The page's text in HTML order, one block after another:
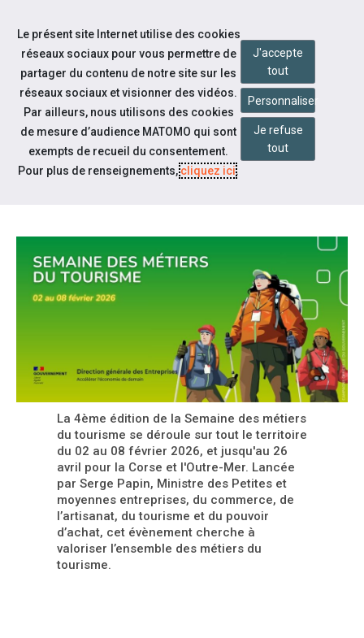
Aller au contenu
Actualités
SEMAINE DES MÉTIERS DU
La 4ème édition de la Semaine des métiers
du tourisme se déroule sur tout le territoire
du 02 au 08 février 2026, et jusqu'au 26
avril pour la Corse et l'Outre-Mer. Lancée
par Serge Papin, Ministre des Petites et
moyennes entreprises, du commerce, de
l’artisanat, du tourisme et du pouvoir
d’achat, cet évènement cherche à
valoriser l’ensemble des métiers du
tourisme.
Le présent site Internet utilise des cookies
réseaux sociaux pour vous permettre de
partager du contenu de notre site sur les
réseaux sociaux et visionner des vidéos.
Par ailleurs, nous utilisons des cookies
de mesure d’audience MATOMO qui sont
exempts de recueil du consentement.
Pour plus de renseignements,cliquez ici.
J'accepte
tout
Personnaliser
Je refuse
tout